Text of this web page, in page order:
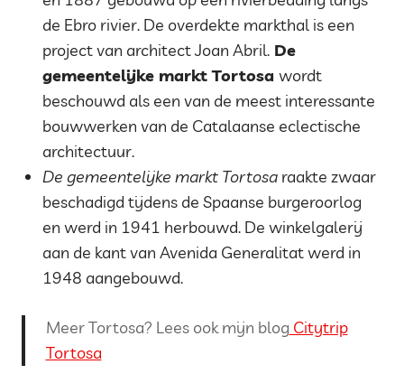
de Ebro rivier. De overdekte markthal is een
project van architect Joan Abril.De
gemeentelijke markt Tortosa wordt
beschouwd als een van de meest interessante
bouwwerken van de Catalaanse eclectische
architectuur.
De gemeentelijke markt Tortosaraakte zwaar
beschadigd tijdens de Spaanse burgeroorlog
en werd in 1941 herbouwd. De winkelgalerij
aan de kant van Avenida Generalitat werd in
1948 aangebouwd.
Meer Tortosa? Lees ook mijn blog Citytrip
Tortosa